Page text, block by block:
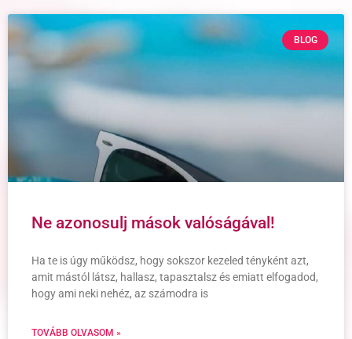
BLOG
Ne azonosulj mások valóságával!
Ha te is úgy működsz, hogy sokszor kezeled tényként azt,
amit mástól látsz, hallasz, tapasztalsz és emiatt elfogadod,
hogy ami neki nehéz, az számodra is
TOVÁBB OLVASOM »